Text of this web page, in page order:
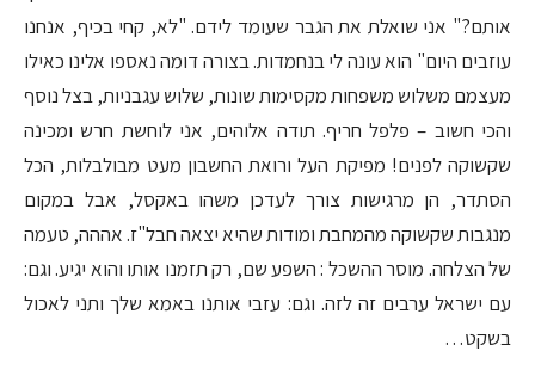
אותם?" אני שואלת את הגבר שעומד לידם. "לא, קחי בכיף, אנחנו
עוזבים היום" הוא עונה לי בנחמדות. בצורה דומה נאספו אלינו כאילו
מעצמם משלוש משפחות מקסימות שונות, שלוש עגבניות, בצל נוסף
והכי חשוב – פלפל חריף. תודה אלוהים, אני לוחשת חרש ומכינה
שקשוקה לפנים! מפיקת העל ורואת החשבון מעט מבולבלות, הכל
הסתדר, הן מרגישות צורך לעדכן משהו באקסל, אבל במקום
מנגבות שקשוקה מהמחבת ומודות שהיא יצאה חבל"ז. אההה, טעמה
של הצלחה. מוסר ההשכל : השפע שם, רק תזמנו אותו והוא יגיע. וגם:
עם ישראל ערבים זה לזה. וגם: עזבי אותנו באמא שלך ותני לאכול
בשקט…